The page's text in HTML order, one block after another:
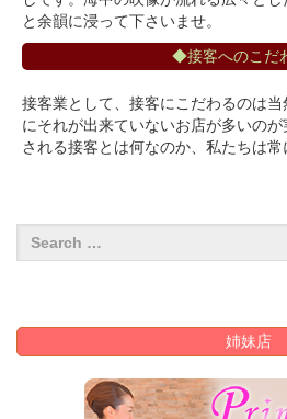
と余韻に浸って下さいませ。
◆接客へのこだ
接客業として、接客にこだわるのは
にそれが出来ていないお店が多いの
される接客とは何なのか、私たちは常
姉妹店